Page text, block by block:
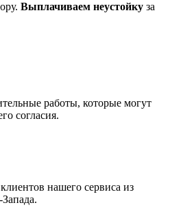
Выплачиваем неустойку за
работы, которые могут
согласия.
нашего сервиса из